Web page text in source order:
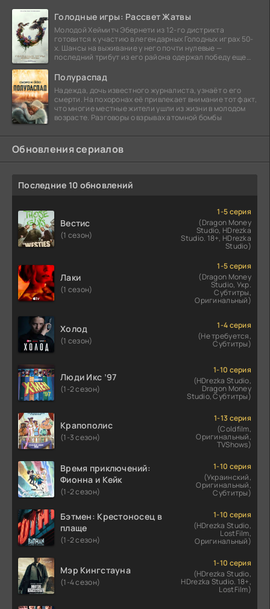
Голодные игры: Рассвет Жатвы
Молодой Хеймитч Эбернети из 12-го дистрикта
готовится к участию в легендарных Голодных играх 50-
х. Шансы на выживание у него почти нулевые —
последний трибут из его района одержал победу еще
Полураспад
Надежда, дочь известного журналиста, узнаёт о его
смерти. На похоронах её привлекает внимание тот факт,
что многие местные жители ушли из жизни в молодом
возрасте. Разговоры о взрывах атомной бомбы
Обновления сериалов
Последние 10 обновлений
Вестис
(1 сезон)
1-5 серия
(Dragon Money
Studio, HDrezka
Studio. 18+, HDrezka
Studio)
Лаки
(1 сезон)
1-5 серия
(Dragon Money
Studio, Укр.
Субтитры,
Оригинальный)
Холод
(1 сезон)
1-4 серия
(Не требуется,
Субтитры)
Люди Икс ’97
(1-2 сезон)
1-10 серия
(HDrezka Studio,
Dragon Money
Studio, Субтитры)
Крапополис
(1-3 сезон)
1-13 серия
(Coldfilm,
Оригинальный,
TVShows)
Время приключений:
Фионна и Кейк
(1-2 сезон)
1-10 серия
(Украинский,
Оригинальный,
Субтитры)
Бэтмен: Крестоносец в
плаще
(1-2 сезон)
1-10 серия
(HDrezka Studio,
LostFilm,
Оригинальный)
Мэр Кингстауна
(1-4 сезон)
1-10 серия
(HDrezka Studio,
HDrezka Studio. 18+,
LostFilm)